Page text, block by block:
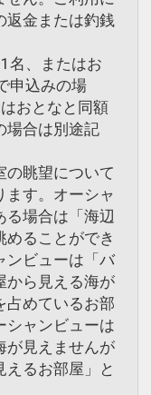
返金または釣銭
名、またはお
申込みの場
おとなと同額
場合は別途記
の眺望について
ます。オーシャ
る場合は「海辺
めることができ
ンビューは「バ
から見える海が
占めているお部
シャンビューは
が見えませんが
えるお部屋」と